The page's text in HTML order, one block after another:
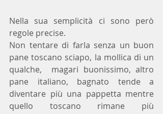
Nella sua semplicità ci sono però
regole precise.
Non tentare di farla senza un buon
pane toscano sciapo, la mollica di un
qualche,  magari buonissimo, altro
pane italiano, bagnato tende a
diventare più una pappetta mentre
quello toscano rimane più